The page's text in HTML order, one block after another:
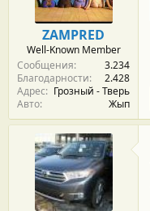
ZAMPRED
Well-Known Member
Сообщения
3.234
Благодарности
2.428
Адрес
Грозный - Тверь
Авто
Жып